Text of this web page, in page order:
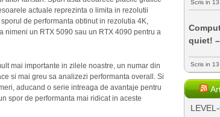
actuale reprezinta o limita in rezolutii
de performanta obtinut in rezolutia 4K,
nimeni un RTX 5090 sau un RTX 4090 pentru a
mai importante in zilele noastre, un numar din
si mai greu sa analizezi performanta overall. Si
aducand o serie intreaga de avantaje pentru
spor de performanta mai ridicat in aceste
Scris in
quiet!
Scris in